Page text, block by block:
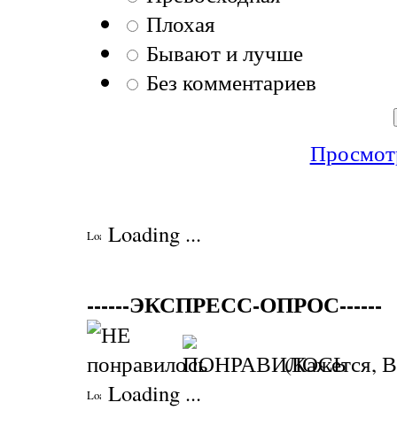
Плохая
Бывают и лучше
Без комментариев
Loading ...
------ЭКСПРЕСС-ОПРОС------
(Кажется,
Loading ...